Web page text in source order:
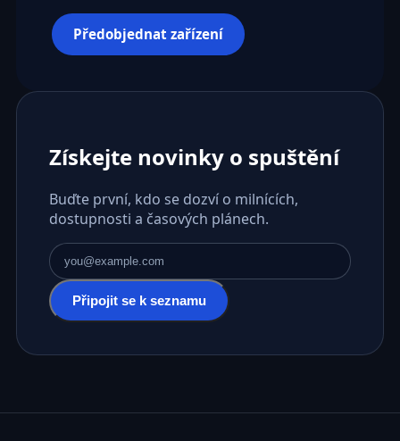
Předobjednat zařízení
Získejte novinky o spuštění
Buďte první, kdo se dozví o milnících,
dostupnosti a časových plánech.
E-mailová adresa
Připojit se k seznamu